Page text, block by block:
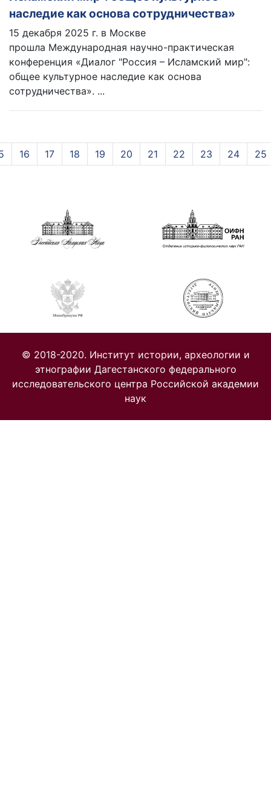
наследие как основа сотрудничества»
15 декабря 2025 г. в Москве
прошла Международная научно-практическая
конференция «Диалог "Россия – Исламский мир":
общее культурное наследие как основа
сотрудничества». ...
16 17 18 19 20 21 22 23 24 25
© 2018-2020. Институт истории, археологии и
этнографии Дагестанского федерального
исследовательского центра Российской академии
наук